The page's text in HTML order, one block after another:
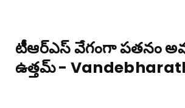
టీఆర్ఎస్ వేగంగా పతనం
ఉత్తమ్ -